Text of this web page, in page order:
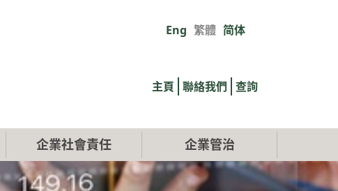
Eng 繁體 简体
links
主頁 聯絡我們 查詢
企業社會責任 企業管治